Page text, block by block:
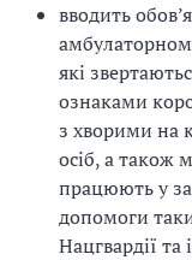
вводить
які
ознаками
з хворими на
осіб, а також
працюють у
допомоги
Нацгвардії